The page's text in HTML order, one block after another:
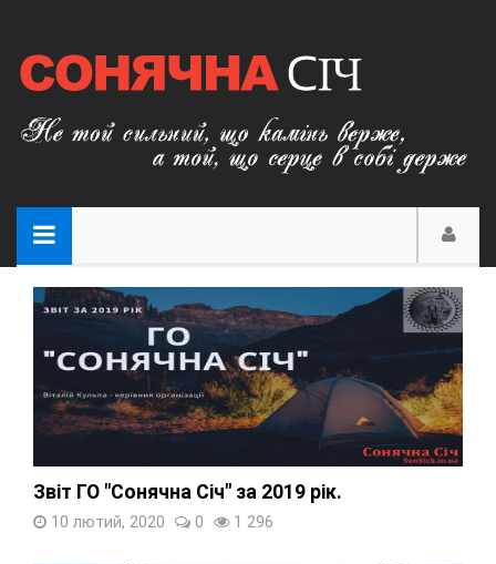
Звіт ГО "Сонячна Січ" за 2019 рік.
10 лютий, 2020 0 1 296